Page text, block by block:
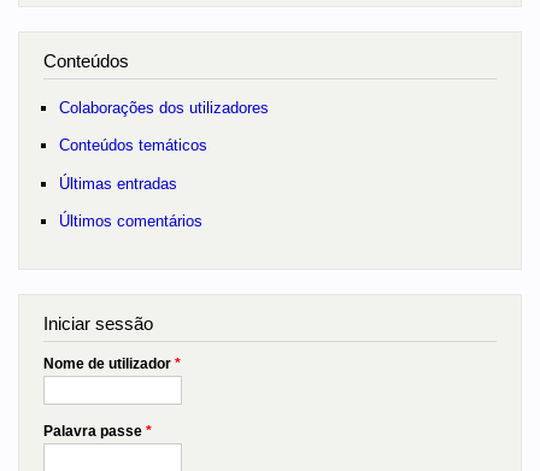
Conteúdos
Colaborações dos utilizadores
Conteúdos temáticos
Últimas entradas
Últimos comentários
Iniciar sessão
Nome de utilizador *
Palavra passe *